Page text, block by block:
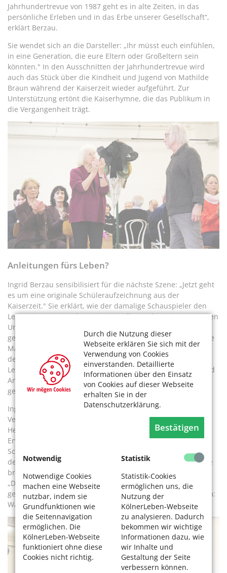
Durch die Nutzung dieser
Webseite erklären Sie sich mit der
Verwendung von Cookies
einverstanden. Detaillierte
Informationen über den Einsatz
von Cookies auf dieser Webseite
erhalten Sie in der
Datenschutzerklärung.
Bestätigen
Notwendig
Notwendige Cookies
machen eine Webseite
nutzbar, indem sie
Grundfunktionen wie
die Seitennavigation
ermöglichen. Die
KölnerLeben-Webseite
funktioniert ohne diese
Cookies nicht richtig.
Statistik
Statistik-Cookies
ermöglichen uns, die
Nutzung der
KölnerLeben-Webseite
zu analysieren. Dadurch
bekommen wir wichtige
Informationen dazu, wie
wir Inhalte und
Gestaltung der Seite
verbessern können.
Jahrhundertrevue von 1987 geht es in alte Zeiten, in das
persönliche Erleben und in das Erbe unserer Gesellschaft“,
erklärt Berzau.
Sie wendet sich an die Darsteller: „Ihr müsst euch einfühlen,
in eine Generation, die eure Eltern oder Großeltern sein
könnten." In den Ausschnitten der Jahrhundertrevue wird
auch das Stück über die Kindheit und Jugend von Mathilde
Braun während der Kaiserzeit wieder aufgeführt. Zur
Unterstützung ertönt die Kaiserhymne, die das Publikum in
die Vergangenheit trägt.
Anleitungen fürs Leben?
Ingrid Berzau sensibilisiert für die nächste Szene: „Jetzt geht
es um eine originale Schüleraufzeichnung aus der
Kaiserzeit." Sie erklärt, wie der damalige Schauspieler den
Lehrer interpretiert hat. Die Darsteller proben einen strengen
Unterricht. Der Schulschluss wird von den Schulmädchen
gefeiert und die Szene endet mit dem alten Volkslied „Kleine
Mädchen müssen schlafen gehn“. Das Stück geht weiter mit
dem Vortragen von, aus heutiger Sicht, teils absurden
Lebensweisheiten aus Poesiealben. Solche „Anleitungen und
Anweisungen fürs Leben“ in Reimform seien damals üblich
gewesen, erläutert eine Moderatorin.
Ingrid Bezau gibt einen Vorgeschmack auf den weiteren
Verlauf: „Im Anschluss gehen wir weiter chronologisch ins
Heute. Denn die Alten von 1987 haben den Krieg als
Erwachsene erlebt. Wir sind Kriegs- und Nachkriegskinder.“
Schon immer greife das Improvisationstheater die Themen
der Teilnehmer auf, oft gäbe es einen politischen Bezug. Sie
bringt die Entwicklung des Altentheaters auf den Punkt.
„Das Alter ist heute facettenreicher und komplizierter
geworden. Aber es geht nicht um Anekdoten, es geht darum:
Was bedeutet das alles heute?“